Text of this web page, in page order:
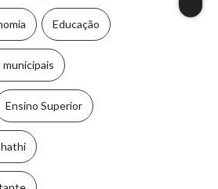
Educação
Ensino Superior